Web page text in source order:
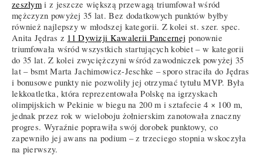
zeszłym i z jeszcze większą przewagą triumfował wśród
mężczyzn powyżej 35 lat. Bez dodatkowych punktów byłby
również najlepszy w młodszej kategorii. Z kolei st. szer. spec.
Anita Jędras z 11 Dywizji Kawalerii Pancernej ponownie
triumfowała wśród wszystkich startujących kobiet – w kategorii
do 35 lat. Z kolei zwyciężczyni wśród zawodniczek powyżej 35
lat – bsmt Marta Jachimowicz-Jeschke – sporo straciła do Jędras
i bonusowe punkty nie pozwoliły jej otrzymać tytułu MVP. Była
lekkoatletka, która reprezentowała Polskę na igrzyskach
olimpijskich w Pekinie w biegu na 200 m i sztafecie 4 × 100 m,
jednak przez rok w wieloboju żołnierskim zanotowała znaczny
progres. Wyraźnie poprawiła swój dorobek punktowy, co
zapewniło jej awans na podium – z trzeciego stopnia wskoczyła
na pierwszy.